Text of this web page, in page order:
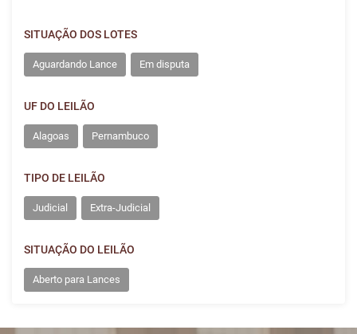
SITUAÇÃO DOS LOTES
Aguardando Lance Em disputa
UF DO LEILÃO
Alagoas Pernambuco
TIPO DE LEILÃO
Judicial Extra-Judicial
SITUAÇÃO DO LEILÃO
Aberto para Lances